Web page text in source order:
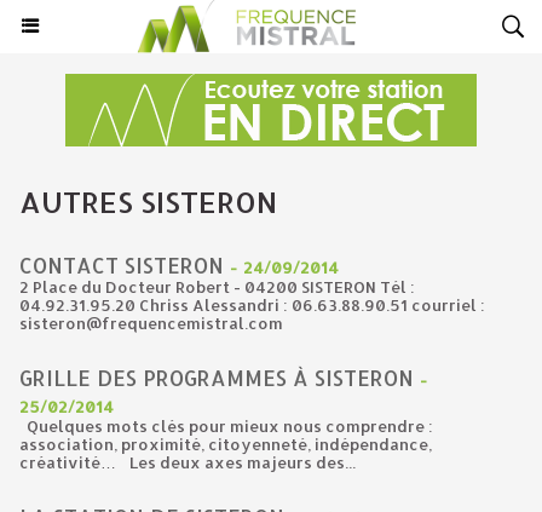
AUTRES SISTERON
CONTACT SISTERON - 24/09/2014
2 Place du Docteur Robert - 04200 SISTERON Tél :
04.92.31.95.20 Chriss Alessandri : 06.63.88.90.51 courriel :
sisteron@frequencemistral.com
GRILLE DES PROGRAMMES À SISTERON -
25/02/2014
Quelques mots clés pour mieux nous comprendre :
association, proximité, citoyenneté, indépendance,
créativité… Les deux axes majeurs des...